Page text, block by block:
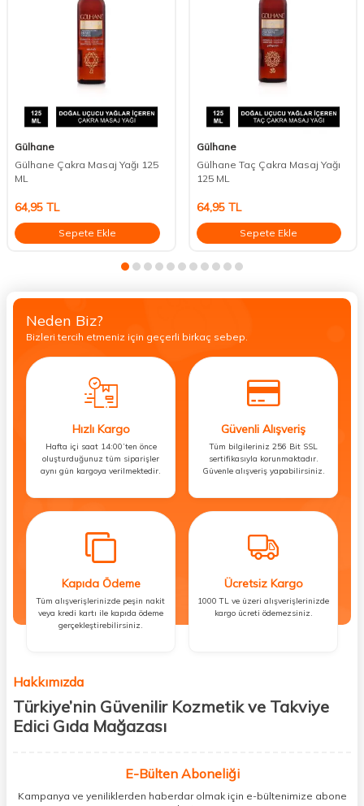
Gülhane
Gülhane Çakra Masaj Yağı 125
ML
64,95 TL
Sepete Ekle
Gülhane
Gülhane Taç Çakra Masaj Yağı
125 ML
64,95TL
Sepete Ekle
Neden Biz?
Bizleri tercih etmeniz için geçerli birkaç sebep.
Hızlı Kargo
Hafta içi saat 14:00’ten önce
oluşturduğunuz tüm siparişler
aynı gün kargoya verilmektedir.
Güvenli Alışveriş
Tüm bilgileriniz 256 Bit SSL
sertifikasıyla korunmaktadır.
Güvenle alışveriş yapabilirsiniz.
Kapıda Ödeme
Tüm alışverişlerinizde peşin nakit
veya kredi kartı ile kapıda ödeme
gerçekleştirebilirsiniz.
Ücretsiz Kargo
1000 TL ve üzeri alışverişlerinizde
kargo ücreti ödemezsiniz.
Hakkımızda
Türkiye’nin Güvenilir Kozmetik ve Takviye
Edici Gıda Mağazası
kişisel bakım hem de takviye edici gıda ürünlerini sizlerle
buluşturuyoruz. Artık mağaza mağaza dolaşmanıza gerek yok;
ihtiyacınız olan her şeyi tek bir çatı altında topluyor ve kapınıza kadar
E-Bülten Aboneliği
Kampanya ve yeniliklerden haberdar olmak için e-bültenimize abone